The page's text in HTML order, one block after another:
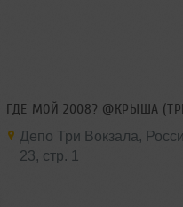
ГДЕ МОЙ 2008? @КРЫША
Депо Три Вокзала,
23, стр. 1